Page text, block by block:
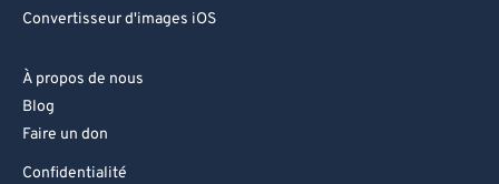
Convertisseur d'images iOS
À propos de nous
Blog
Faire un don
Confidentialité